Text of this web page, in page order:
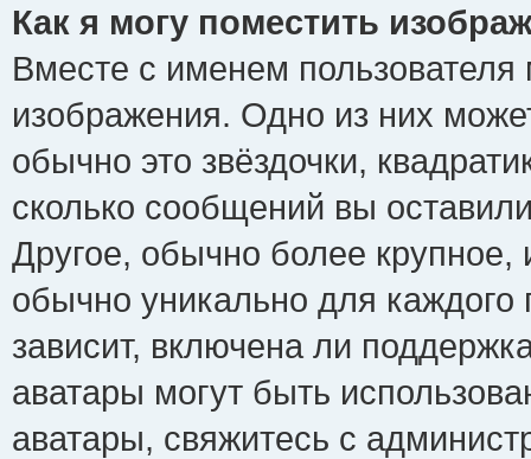
Как я могу поместить
Вместе с именем пользователя
изображения. Одно из них
обычно это звёздочки,
сколько сообщений вы
Другое, обычно более крупное,
обычно уникально для каждого
зависит, включена ли
аватары могут быть
аватары, свяжитесь с